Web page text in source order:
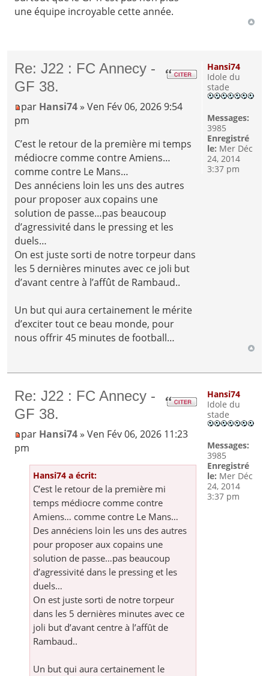
une équipe incroyable cette année.
Re: J22 : FC Annecy -
GF 38.
par Hansi74 » Ven Fév 06, 2026 9:54
pm
C’est le retour de la première mi temps
médiocre comme contre Amiens…
comme contre Le Mans…
Des annéciens loin les uns des autres
pour proposer aux copains une
solution de passe…pas beaucoup
d’agressivité dans le pressing et les
duels…
On est juste sorti de notre torpeur dans
les 5 dernières minutes avec ce joli but
d’avant centre à l’affût de Rambaud..
Un but qui aura certainement le mérite
d’exciter tout ce beau monde, pour
nous offrir 45 minutes de football…
Hansi74
Idole du
stade
Messages:
3985
Enregistré
le: Mer Déc
24, 2014
3:37 pm
Re: J22 : FC Annecy -
GF 38.
par Hansi74» Ven Fév 06, 2026 11:23
pm
Hansi74 a écrit:
C’est le retour de la première mi
temps médiocre comme contre
Amiens… comme contre Le Mans…
Des annéciens loin les uns des autres
pour proposer aux copains une
solution de passe…pas beaucoup
d’agressivité dans le pressing et les
duels…
On est juste sorti de notre torpeur
dans les 5 dernières minutes avec ce
joli but d’avant centre à l’affût de
Rambaud..
Un but qui aura certainement le
Hansi74
Idole du
stade
Messages:
3985
Enregistré
le: Mer Déc
24, 2014
3:37 pm